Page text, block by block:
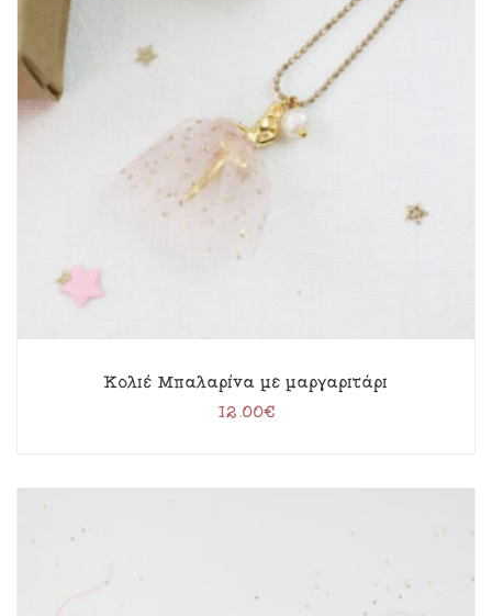
Κολιέ Μπαλαρίνα με μαργαριτάρι
12.00€